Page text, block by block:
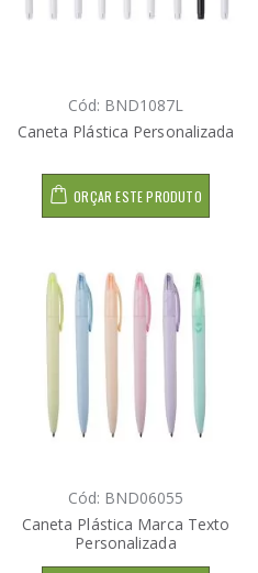
Cód: BND1087L
Caneta Plástica Personalizada
ORÇAR ESTE PRODUTO
Cód: BND06055
Caneta Plástica Marca Texto
Personalizada